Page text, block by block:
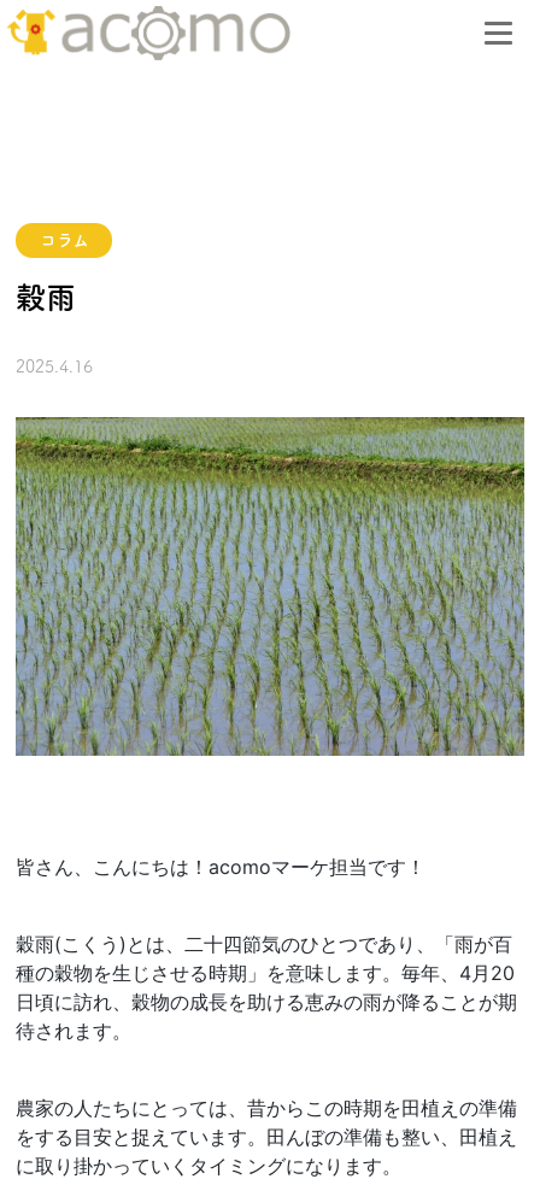
コラム
穀雨
2025.4.16
皆さん、こんにちは！acomoマーケ担当です！
穀雨(こくう)とは、二十四節気のひとつであり、「雨が百
種の穀物を生じさせる時期」を意味します。毎年、4月20
日頃に訪れ、穀物の成長を助ける恵みの雨が降ることが期
待されます。
農家の人たちにとっては、昔からこの時期を田植えの準備
をする目安と捉えています。田んぼの準備も整い、田植え
に取り掛かっていくタイミングになります。